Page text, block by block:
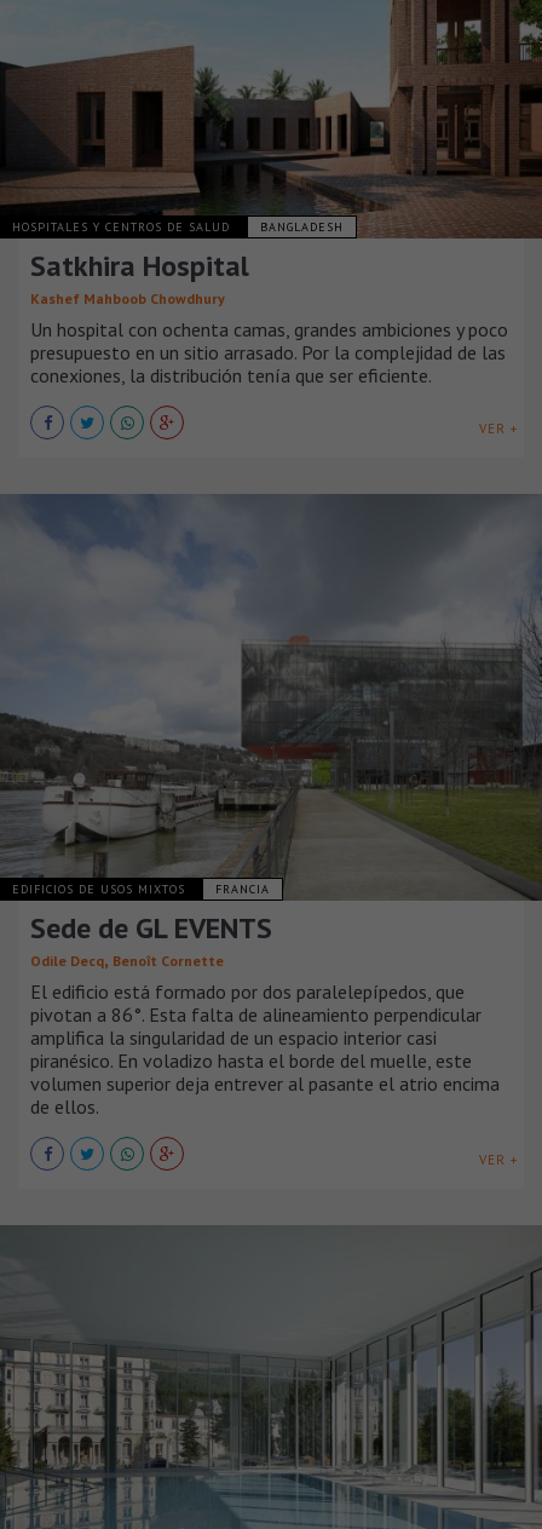
HOSPITALES Y CENTROS DE SALUD BANGLADESH
Satkhira Hospital
Kashef Mahboob Chowdhury
Un hospital con ochenta camas, grandes ambiciones y poco
presupuesto en un sitio arrasado. Por la complejidad de las
conexiones, la distribución tenía que ser eficiente.
VER +
EDIFICIOS DE USOS MIXTOS FRANCIA
Sede de GL EVENTS
Odile Decq, Benoît Cornette
El edificio está formado por dos paralelepípedos, que
pivotan a 86°. Esta falta de alineamiento perpendicular
amplifica la singularidad de un espacio interior casi
piranésico. En voladizo hasta el borde del muelle, este
volumen superior deja entrever al pasante el atrio encima
de ellos.
VER +